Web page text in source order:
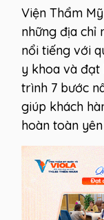
Viện Thẩm
những địa chỉ
nổi tiếng với
y khoa và đạt
trình 7 bước
giúp khách
hoàn toàn